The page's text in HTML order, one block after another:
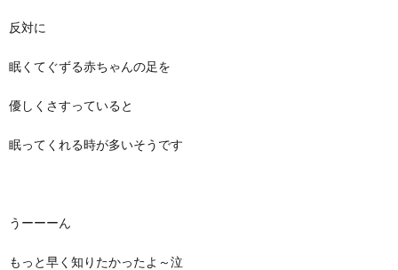
反対に
眠くてぐずる赤ちゃんの足を
優しくさすっていると
眠ってくれる時が多いそうです
うーーーん
もっと早く知りたかったよ～泣